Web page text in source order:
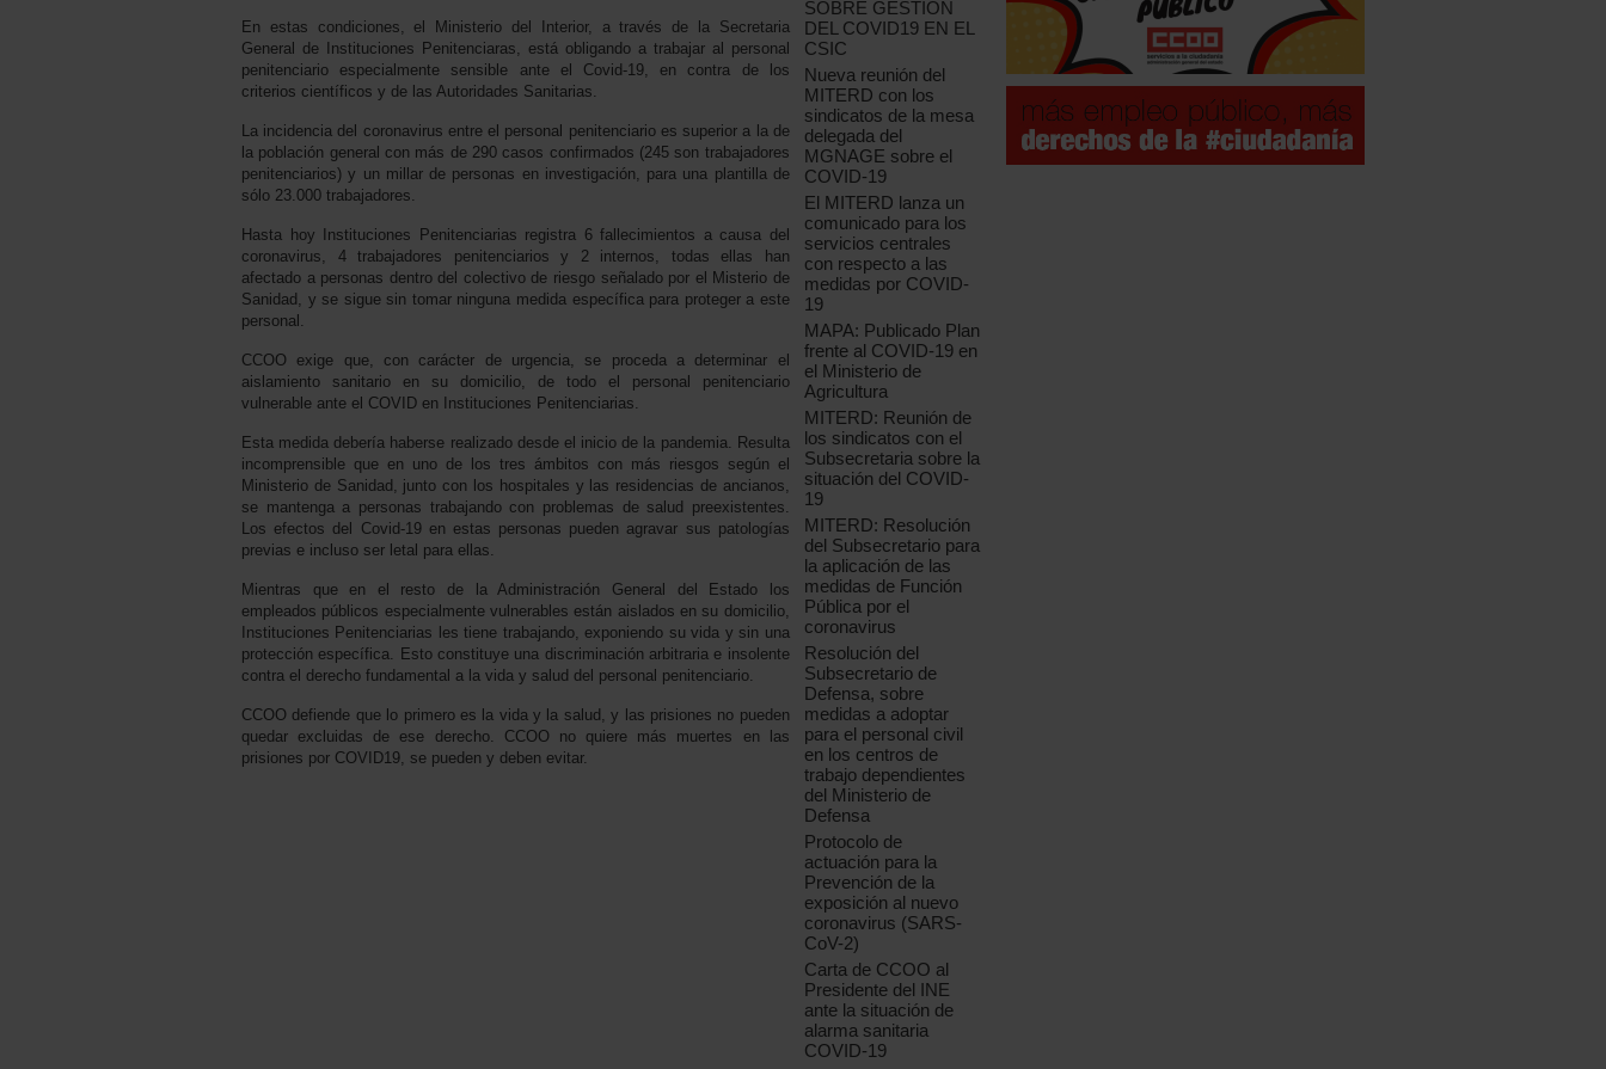
En estas condiciones, el Ministerio del Interior, a través de la Secretaria
General de Instituciones Penitenciaras, está obligando a trabajar al personal
penitenciario especialmente sensible ante el Covid-19, en contra de los
criterios científicos y de las Autoridades Sanitarias.
La incidencia del coronavirus entre el personal penitenciario es superior a la de
la población general con más de 290 casos confirmados (245 son trabajadores
penitenciarios) y un millar de personas en investigación, para una plantilla de
sólo 23.000 trabajadores.
Hasta hoy Instituciones Penitenciarias registra 6 fallecimientos a causa del
coronavirus, 4 trabajadores penitenciarios y 2 internos, todas ellas han
afectado a personas dentro del colectivo de riesgo señalado por el Misterio de
Sanidad, y se sigue sin tomar ninguna medida específica para proteger a este
personal.
CCOO exige que, con carácter de urgencia, se proceda a determinar el
aislamiento sanitario en su domicilio, de todo el personal penitenciario
vulnerable ante el COVID en Instituciones Penitenciarias.
Esta medida debería haberse realizado desde el inicio de la pandemia. Resulta
incomprensible que en uno de los tres ámbitos con más riesgos según el
Ministerio de Sanidad, junto con los hospitales y las residencias de ancianos,
se mantenga a personas trabajando con problemas de salud preexistentes.
Los efectos del Covid-19 en estas personas pueden agravar sus patologías
previas e incluso ser letal para ellas.
Mientras que en el resto de la Administración General del Estado los
empleados públicos especialmente vulnerables están aislados en su domicilio,
Instituciones Penitenciarias les tiene trabajando, exponiendo su vida y sin una
protección específica. Esto constituye una discriminación arbitraria e insolente
contra el derecho fundamental a la vida y salud del personal penitenciario.
CCOO defiende que lo primero es la vida y la salud, y las prisiones no pueden
quedar excluidas de ese derecho. CCOO no quiere más muertes en las
prisiones por COVID19, se pueden y deben evitar.
SOBRE GESTIÓN
DEL COVID19 EN EL
CSIC
Nueva reunión del
MITERD con los
sindicatos de la mesa
delegada del
MGNAGE sobre el
COVID-19
El MITERD lanza un
comunicado para los
servicios centrales
con respecto a las
medidas por COVID-
19
MAPA: Publicado Plan
frente al COVID-19 en
el Ministerio de
Agricultura
MITERD: Reunión de
los sindicatos con el
Subsecretaria sobre la
situación del COVID-
19
MITERD: Resolución
del Subsecretario para
la aplicación de las
medidas de Función
Pública por el
coronavirus
Resolución del
Subsecretario de
Defensa, sobre
medidas a adoptar
para el personal civil
en los centros de
trabajo dependientes
del Ministerio de
Defensa
Protocolo de
actuación para la
Prevención de la
exposición al nuevo
coronavirus (SARS-
CoV-2)
Carta de CCOO al
Presidente del INE
ante la situación de
alarma sanitaria
COVID-19